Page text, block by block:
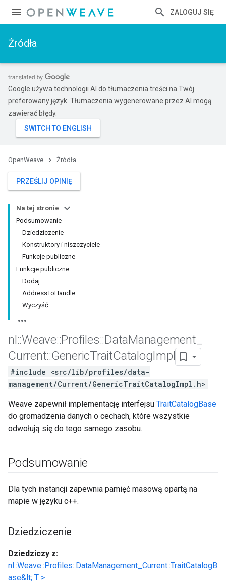
ZALOGUJ SIĘ
Źródła
Google używa technologii AI do tłumaczenia treści na Twój
preferowany język. Tłumaczenia wygenerowane przez AI mogą
zawierać błędy.
OpenWeave Źródła
PRZEŚLIJ OPINIĘ
Na tej stronie
Podsumowanie
Dziedziczenie
Konstruktory i niszczyciele
Funkcje publiczne
Funkcje publiczne
Dodaj
AddressToHandle
Wyczyść
nl ::Weave::Profiles::DataManagement
Current::GenericTraitCatalogImpl
#include <src/lib/profiles/data-
management/Current/GenericTraitCatalogImpl.h>
Weave zapewnił implementację interfejsu TraitCatalogBase
do gromadzenia danych o cechach, które wszystkie
odwołują się do tego samego zasobu.
Podsumowanie
Dla tych instancji zapewnia pamięć masową opartą na
mapie w języku c++.
Dziedziczenie
Dziedziczy z:
nl::Weave::Profiles::DataManagement_Current::TraitCatalogB
ase&lt; T >